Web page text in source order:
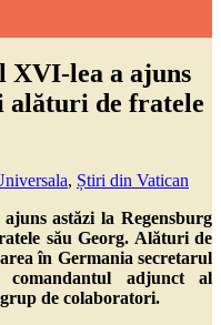
XVI-lea a ajuns
alături de fratele
, Știri din Vatican
astăzi la Regensburg
său Georg. Alături de
în Germania secretarul
comandantul adjunct al
de colaboratori.